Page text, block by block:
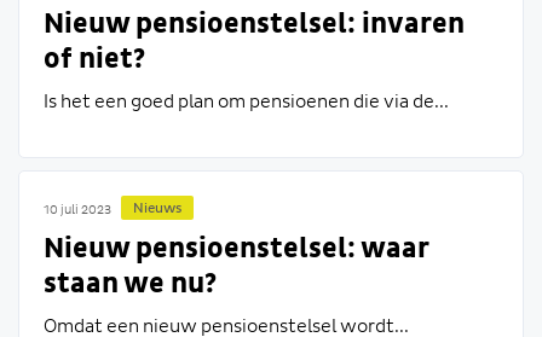
Nieuw pensioenstelsel: invaren
of niet?
Is het een goed plan om pensioenen die via de...
10 juli 2023 Nieuws
Nieuw pensioenstelsel: waar
staan we nu?
Omdat een nieuw pensioenstelsel wordt...